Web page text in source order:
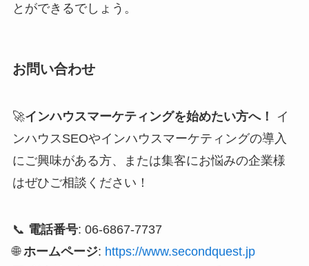
とができるでしょう。
お問い合わせ
🚀インハウスマーケティングを始めたい方へ！
イ
ンハウスSEOやインハウスマーケティングの導入
にご興味がある方、または集客にお悩みの企業様
はぜひご相談ください！
📞 電話番号: 06-6867-7737
🌐ホームページ: https://www.secondquest.jp